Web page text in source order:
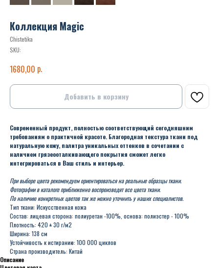
Коллекция Magic
Chistetika
SKU:
1680,00 р.
Добавить в корзину
Современный продукт, полностью соответствующий сегодняшним
требованиям о практичной красоте. Благородная текстура ткани под
натуральную кожу, палитра уникальных оттенков в сочетании с
наличием грязеооталкивающего покрытия сможет легко
интегрироваться в Ваш стиль и интерьер.
При выборе цвета рекомендуем ориентироваться на реальные образцы ткани.
Фотографии в каталоге приближенно воспроизводят все цвета ткани.
По наличию конкретных цветов так же можно уточнить у наших специалистов.
Тип ткани: Искусственная кожа
Состав: лицевая сторона: полиуретан -100%, основа: полиэстер - 100%
Плотность: 420 ± 30 г/м2
Ширина: 138 см
Устойчивость к истиранию: 100 000 циклов
Страна производитель: Китай
Описание